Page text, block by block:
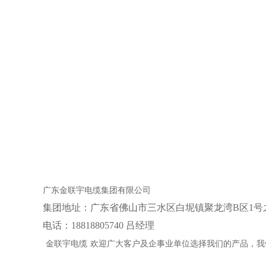
广东金联宇电缆集团有限公司
集团地址：‌广东省佛山市三水区白坭镇聚龙湾B区1号
电话：18818805740 吕经理
金联宇电缆 欢迎广大客户及企事业单位选择我们的产品，我